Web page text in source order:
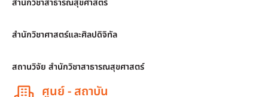
สำนักวิชาสาธารณสุขศาสตร์
สำนักวิชาศาสตร์และศิลปดิจิทัล
สถานวิจัย สำนักวิชาสาธารณสุขศาสตร์
ศูนย์ - สถาบัน